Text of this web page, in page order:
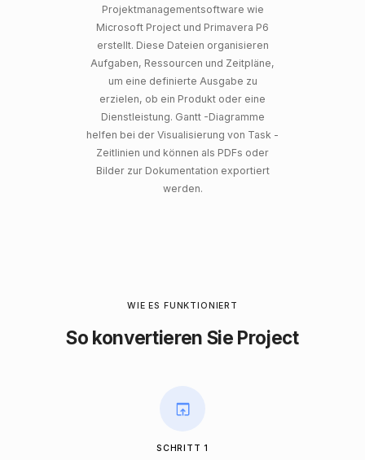
Projektmanagementsoftware wie
Microsoft Project und Primavera P6
erstellt. Diese Dateien organisieren
Aufgaben, Ressourcen und Zeitpläne,
um eine definierte Ausgabe zu
erzielen, ob ein Produkt oder eine
Dienstleistung. Gantt -Diagramme
helfen bei der Visualisierung von Task -
Zeitlinien und können als PDFs oder
Bilder zur Dokumentation exportiert
werden.
WIE ES FUNKTIONIERT
So konvertieren Sie Project
SCHRITT 1